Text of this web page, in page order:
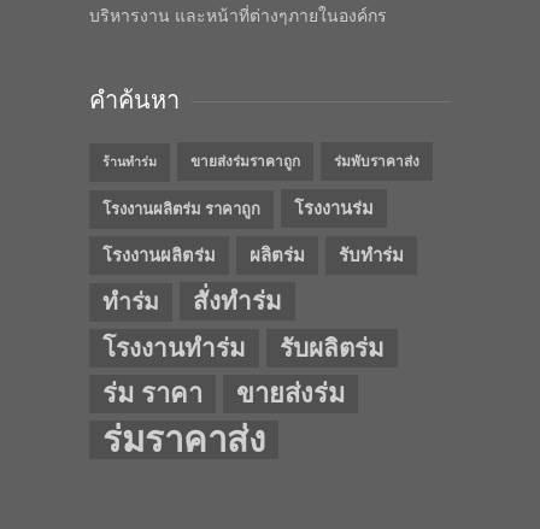
บริหารงาน และหน้าที่ต่างๆภายในองค์กร
คำค้นหา
ร้านทำร่ม ขายส่งร่มราคาถูก ร่มพับราคาส่ง
โรงงานผลิตร่ม ราคาถูก โรงงานร่ม
โรงงานผลิตร่ม ผลิตร่ม รับทำร่ม
ทำร่ม
สั่งทำร่ม
โรงงานทำร่ม
รับผลิตร่ม
ร่ม ราคา ขายส่งร่ม
ร่มราคาส่ง